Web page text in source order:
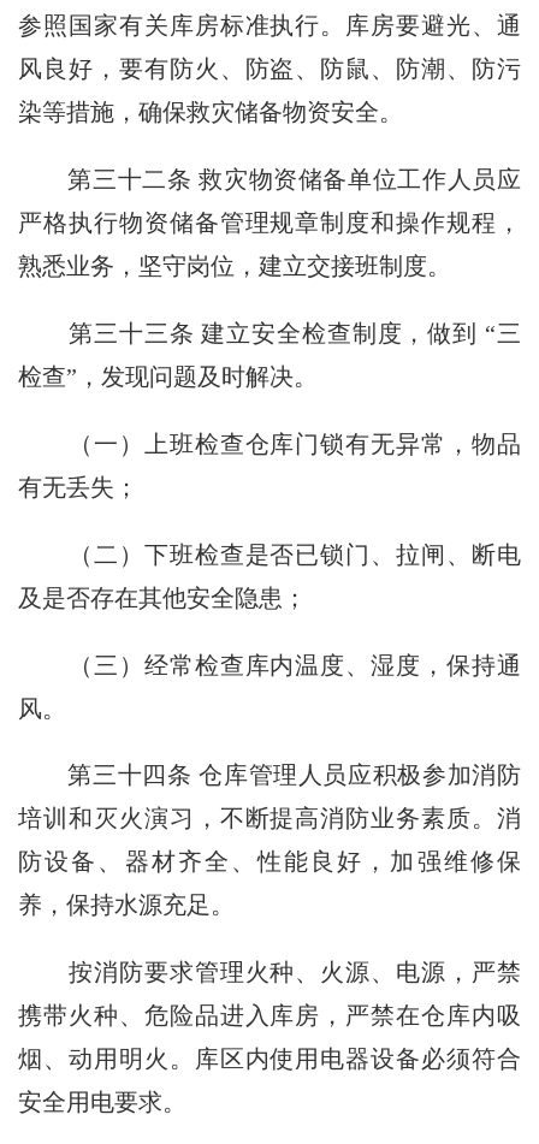
参照国家有关库房标准执行。库房要避光、通
风良好，要有防火、防盗、防鼠、防潮、防污
染等措施，确保救灾储备物资安全。
第三十二条 救灾物资储备单位工作人员应
严格执行物资储备管理规章制度和操作规程，
熟悉业务，坚守岗位，建立交接班制度。
第三十三条 建立安全检查制度，做到 “三
检查”，发现问题及时解决。
（一）上班检查仓库门锁有无异常，物品
有无丢失；
（二）下班检查是否已锁门、拉闸、断电
及是否存在其他安全隐患；
（三）经常检查库内温度、湿度，保持通
风。
第三十四条 仓库管理人员应积极参加消防
培训和灭火演习，不断提高消防业务素质。消
防设备、器材齐全、性能良好，加强维修保
养，保持水源充足。
按消防要求管理火种、火源、电源，严禁
携带火种、危险品进入库房，严禁在仓库内吸
烟、动用明火。库区内使用电器设备必须符合
安全用电要求。